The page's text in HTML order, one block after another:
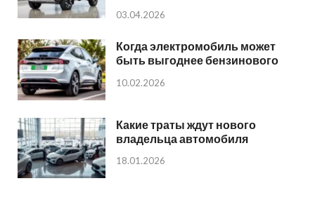
03.04.2026
Когда электромобиль может
быть выгоднее бензинового
10.02.2026
Какие траты ждут нового
владельца автомобиля
18.01.2026